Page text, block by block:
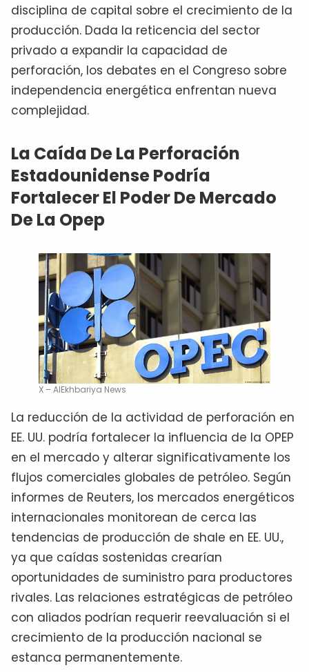
disciplina de capital sobre el crecimiento de la
producción. Dada la reticencia del sector
privado a expandir la capacidad de
perforación, los debates en el Congreso sobre
independencia energética enfrentan nueva
complejidad.
La Caída De La Perforación
Estadounidense Podría
Fortalecer El Poder De Mercado
De La Opep
X – AlEkhbariya News
La reducción de la actividad de perforación en
EE. UU. podría fortalecer la influencia de la OPEP
en el mercado y alterar significativamente los
flujos comerciales globales de petróleo. Según
informes de Reuters, los mercados energéticos
internacionales monitorean de cerca las
tendencias de producción de shale en EE. UU.,
ya que caídas sostenidas crearían
oportunidades de suministro para productores
rivales. Las relaciones estratégicas de petróleo
con aliados podrían requerir reevaluación si el
crecimiento de la producción nacional se
estanca permanentemente.